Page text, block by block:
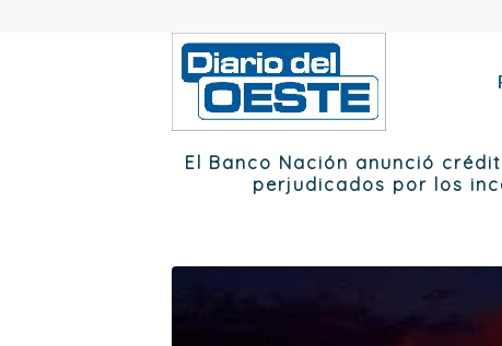
El Banco Nación anunció
perjudicados por los